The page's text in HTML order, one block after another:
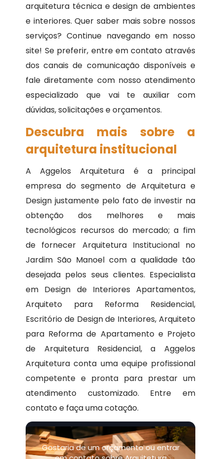
arquitetura técnica e design de ambientes
e interiores. Quer saber mais sobre nossos
serviços? Continue navegando em nosso
site! Se preferir, entre em contato através
dos canais de comunicação disponíveis e
fale diretamente com nosso atendimento
especializado que vai te auxiliar com
dúvidas, solicitações e orçamentos.
Descubra mais sobre a
arquitetura institucional
A Aggelos Arquitetura é a principal
empresa do segmento de Arquitetura e
Design justamente pelo fato de investir na
obtenção dos melhores e mais
tecnológicos recursos do mercado; a fim
de fornecer Arquitetura Institucional no
Jardim São Manoel com a qualidade tão
desejada pelos seus clientes. Especialista
em Design de Interiores Apartamentos,
Arquiteto para Reforma Residencial,
Escritório de Design de Interiores, Arquiteto
para Reforma de Apartamento e Projeto
de Arquitetura Residencial, a Aggelos
Arquitetura conta uma equipe profissional
competente e pronta para prestar um
atendimento customizado. Entre em
contato e faça uma cotação.
Gostaria de um orçamento ou entrar